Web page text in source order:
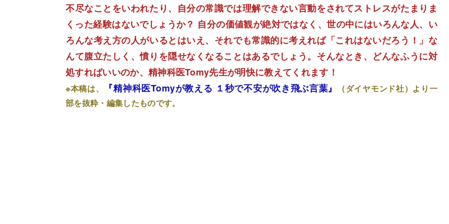
不尽なことをいわれたり、自分の常識では理解できない言動をされてストレスがたまりま
くった経験はないでしょうか？ 自分の価値観が絶対ではなく、世の中にはいろんな人、い
ろんな考え方の人がいるとはいえ、それでも常識的に考えれば「これはないだろう！」な
んて腹立たしく、憤りを隠せなくなることはあるでしょう。そんなとき、どんなふうに対
処すればいいのか、精神科医Tomy先生が明快に教えてくれます！
※本稿は、 『精神科医Tomyが教える １秒で不安が吹き飛ぶ言葉』
（ダイヤモンド社）より一
部を抜粋・編集したものです。